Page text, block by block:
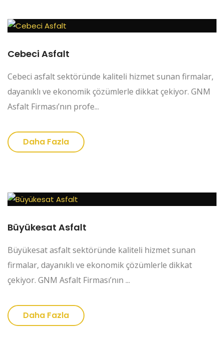
Cebeci Asfalt
Cebeci asfalt sektöründe kaliteli hizmet sunan firmalar,
dayanıklı ve ekonomik çözümlerle dikkat çekiyor. GNM
Asfalt Firması’nın profe...
Daha Fazla
Büyükesat Asfalt
Büyükesat asfalt sektöründe kaliteli hizmet sunan
firmalar, dayanıklı ve ekonomik çözümlerle dikkat
çekiyor. GNM Asfalt Firması’nın ...
Daha Fazla